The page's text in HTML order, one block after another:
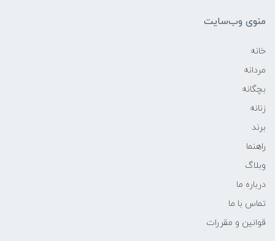
منوی وب‌سایت
خانه
مردانه
بچگانه
زنانه
برند
راهنما
وبلاگ
درباره ما
تماس با ما
قوانین و مقررات